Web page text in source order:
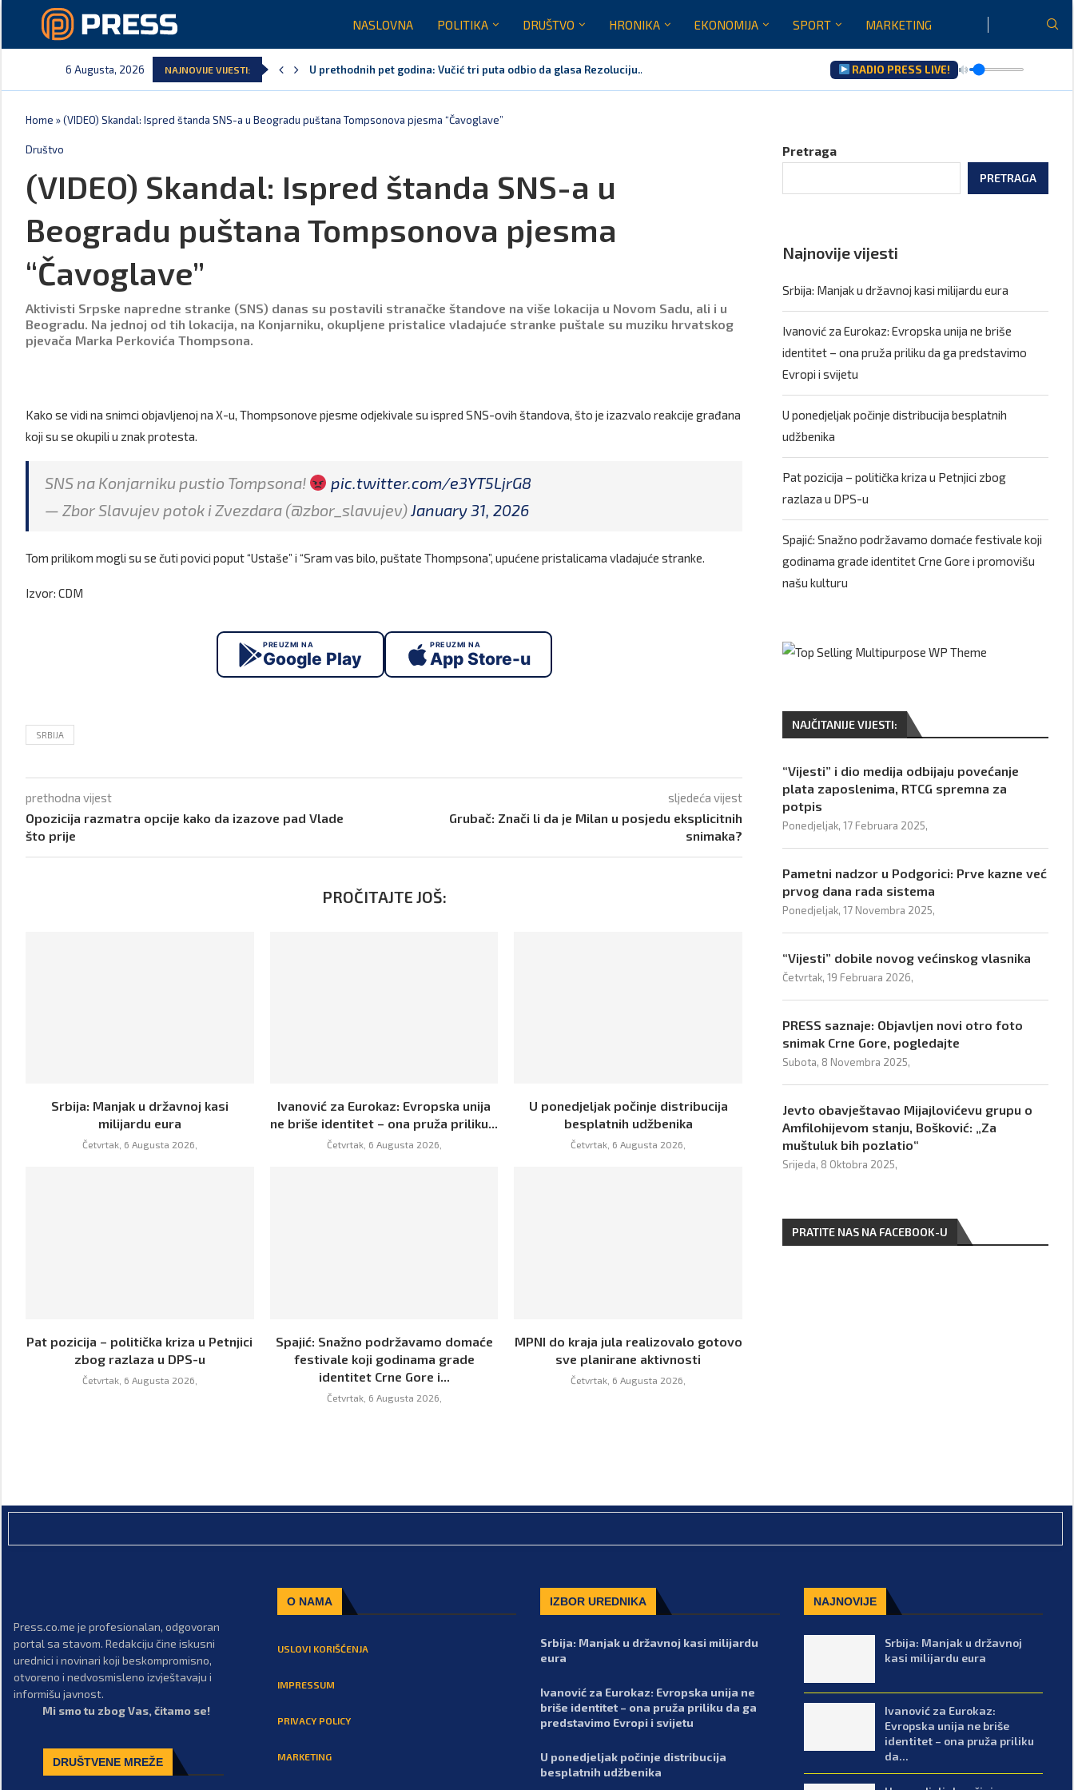
NASLOVNA POLITIKA DRUŠTVO HRONIKA EKONOMIJA SPORT MARKETING
6 Augusta, 2026 NAJNOVIJE VIJESTI:
U prethodnih pet godina: Vučić tri puta odbio da glasa Rezoluciju...
MCP odgovorila Vučiću: Nedopustivo političko tumačenje litija i crkvenih pitanja
Andrić: Crnoj Gori nije bilo mjesto na obilježavanju „Oluje“
Spajić: Gusinje primjer sredine u kojoj se različiti identiteti međusobno uvažavaju...
Vučić čuva Marovića do zastare presude
Poreska uprava: Za sedam mjeseci naplaćeno više od milijardu eura bruto...
RADIO PRESS LIVE!
Home »(VIDEO) Skandal: Ispred štanda SNS-a u Beogradu puštana Tompsonova pjesma “Čavoglave”
Društvo
(VIDEO) Skandal: Ispred štanda SNS-a u
Beogradu puštana Tompsonova pjesma
“Čavoglave”
Aktivisti Srpske napredne stranke (SNS) danas su postavili stranačke štandove na više lokacija u Novom Sadu, ali i u
Beogradu. Na jednoj od tih lokacija, na Konjarniku, okupljene pristalice vladajuće stranke puštale su muziku hrvatskog
pjevača Marka Perkovića Thompsona.
Kako se vidi na snimci objavljenoj na X-u, Thompsonove pjesme odjekivale su ispred SNS-ovih štandova, što je izazvalo reakcije građana
koji su se okupili u znak protesta.
SNS na Konjarniku pustio Tompsona!
pic.twitter.com/e3YT5LjrG8
— Zbor Slavujev potok i Zvezdara (@zbor_slavujev)January 31, 2026
Tom prilikom mogli su se čuti povici poput “Ustaše” i “Sram vas bilo, puštate Thompsona”, upućene pristalicama vladajuće stranke.
Izvor: CDM
PREUZMI NA
Google Play
PREUZMI NA
App Store-u
SRBIJA
prethodna vijest
Opozicija razmatra opcije kako da izazove pad Vlade
što prije
sljedeća vijest
Grubač: Znači li da je Milan u posjedu eksplicitnih
snimaka?
PROČITAJTE JOŠ:
Srbija: Manjak u državnoj kasi
milijardu eura
Četvrtak, 6 Augusta 2026,
Ivanović za Eurokaz: Evropska unija
ne briše identitet – ona pruža priliku...
Četvrtak, 6 Augusta 2026,
U ponedjeljak počinje distribucija
besplatnih udžbenika
Četvrtak, 6 Augusta 2026,
Pat pozicija – politička kriza u Petnjici
zbog razlaza u DPS-u
Četvrtak, 6 Augusta 2026,
Spajić: Snažno podržavamo domaće
festivale koji godinama grade
identitet Crne Gore i...
Četvrtak, 6 Augusta 2026,
MPNI do kraja jula realizovalo gotovo
sve planirane aktivnosti
Četvrtak, 6 Augusta 2026,
Pretraga
PRETRAGA
Najnovije vijesti
Srbija: Manjak u državnoj kasi milijardu eura
Ivanović za Eurokaz: Evropska unija ne briše
identitet – ona pruža priliku da ga predstavimo
Evropi i svijetu
U ponedjeljak počinje distribucija besplatnih
udžbenika
Pat pozicija – politička kriza u Petnjici zbog
razlaza u DPS-u
Spajić: Snažno podržavamo domaće festivale koji
godinama grade identitet Crne Gore i promovišu
našu kulturu
NAJČITANIJE VIJESTI:
“Vijesti” i dio medija odbijaju povećanje
plata zaposlenima, RTCG spremna za
potpis
Ponedjeljak, 17 Februara 2025,
Pametni nadzor u Podgorici: Prve kazne već
prvog dana rada sistema
Ponedjeljak, 17 Novembra 2025,
“Vijesti” dobile novog većinskog vlasnika
Četvrtak, 19 Februara 2026,
PRESS saznaje: Objavljen novi otro foto
snimak Crne Gore, pogledajte
Subota, 8 Novembra 2025,
Jevto obavještavao Mijajlovićevu grupu o
Amfilohijevom stanju, Bošković: „Za
muštuluk bih pozlatio“
Srijeda, 8 Oktobra 2025,
PRATITE NAS NA FACEBOOK-U
Press.co.me je profesionalan, odgovoran
portal sa stavom. Redakciju čine iskusni
urednici i novinari koji beskompromisno,
otvoreno i nedvosmisleno izvještavaju i
informišu javnost.
Mi smo tu zbog Vas, čitamo se!
DRUŠTVENE MREŽE
O NAMA
USLOVI KORIŠĆENJA
IMPRESSUM
PRIVACY POLICY
MARKETING
IZBOR UREDNIKA
Srbija: Manjak u državnoj kasi milijardu
eura
Ivanović za Eurokaz: Evropska unija ne
briše identitet – ona pruža priliku da ga
predstavimo Evropi i svijetu
U ponedjeljak počinje distribucija
besplatnih udžbenika
NAJNOVIJE
Srbija: Manjak u državnoj
kasi milijardu eura
Ivanović za Eurokaz:
Evropska unija ne briše
identitet – ona pruža priliku
da...